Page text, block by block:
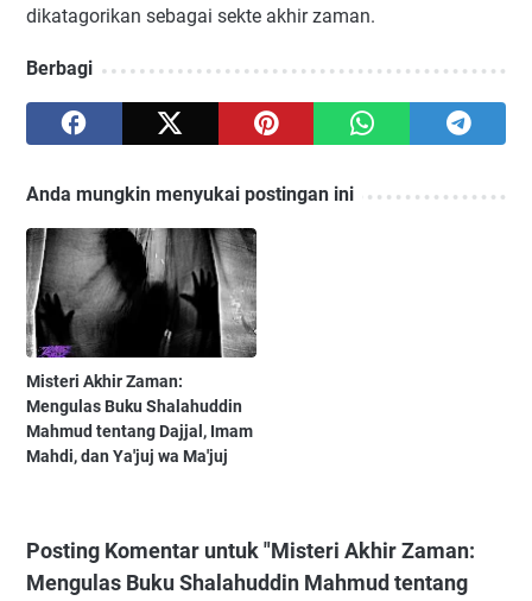
dikatagorikan sebagai sekte akhir zaman.
Berbagi
Anda mungkin menyukai postingan ini
Misteri Akhir Zaman:
Mengulas Buku Shalahuddin
Mahmud tentang Dajjal, Imam
Mahdi, dan Ya'juj wa Ma'juj
Posting Komentar untuk "Misteri Akhir Zaman:
Mengulas Buku Shalahuddin Mahmud tentang